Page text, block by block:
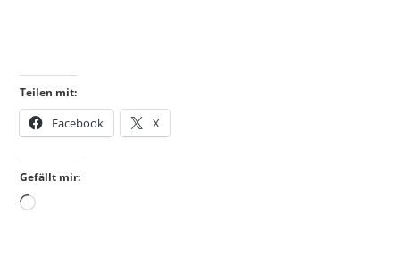
Teilen mit:
Facebook X
Gefällt mir:
Wird